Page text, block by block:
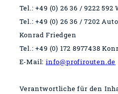
Tel.: +49 (0) 26 36 / 9222
Tel.: +49 (0) 26 36 / 7202
Konrad Friedgen
Tel.: +49 (0) 172 8977438
E-Mail:info@profirouten.de
Verantwortliche für den